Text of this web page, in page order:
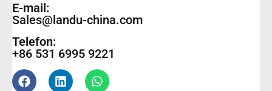
E-mail:
Sales@landu-china.com
Telefon:
+86 531 6995 9221